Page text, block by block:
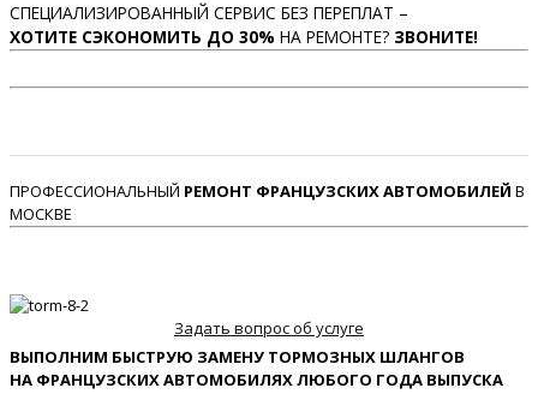
СПЕЦИАЛИЗИРОВАННЫЙ СЕРВИС БЕЗ ПЕРЕПЛАТ –
ХОТИТЕ СЭКОНОМИТЬ ДО 30% НА РЕМОНТЕ? ЗВОНИТЕ!
ПРОФЕССИОНАЛЬНЫЙ РЕМОНТ ФРАНЦУЗСКИХ АВТОМОБИЛЕЙ В
МОСКВЕ
Задать вопрос об услуге
ВЫПОЛНИМ БЫСТРУЮ ЗАМЕНУ ТОРМОЗНЫХ ШЛАНГОВ
НА ФРАНЦУЗСКИХ АВТОМОБИЛЯХ ЛЮБОГО ГОДА ВЫПУСКА